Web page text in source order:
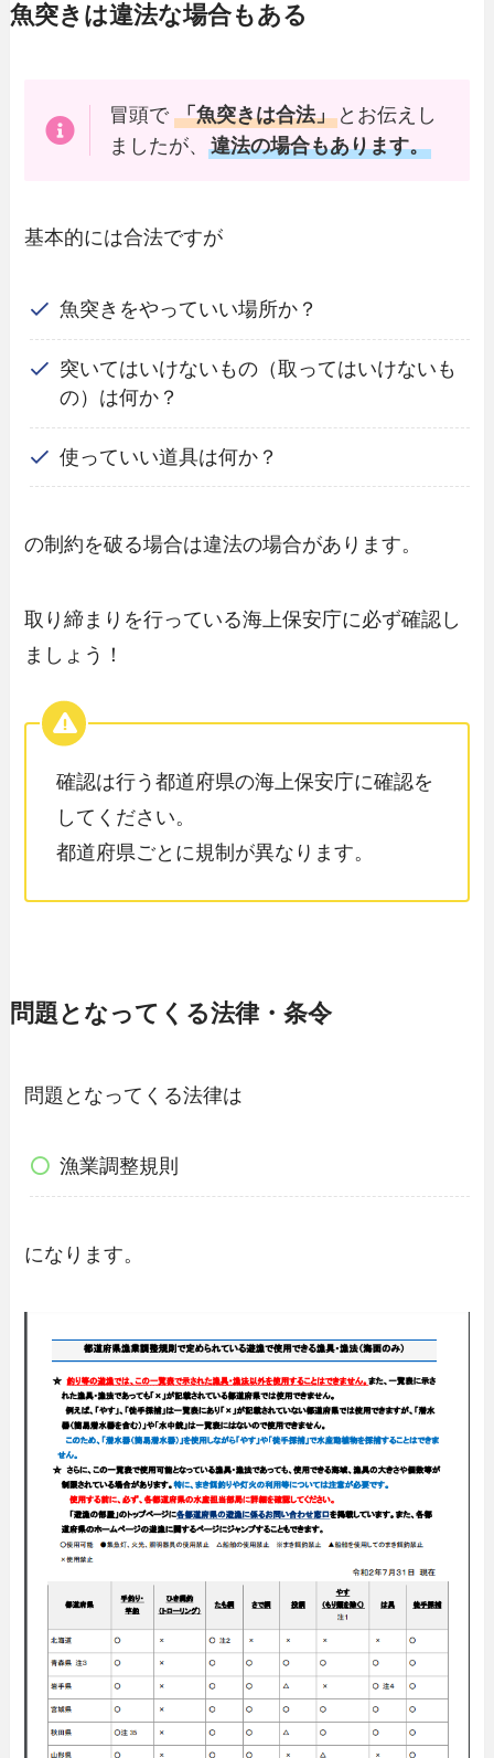
魚突きは違法な場合もある
冒頭で 「魚突きは合法」とお伝えし
ましたが、 違法の場合もあります。
基本的には合法ですが
魚突きをやっていい場所か？
突いてはいけないもの（取ってはいけないも
の）は何か？
使っていい道具は何か？
の制約を破る場合は違法の場合があります。
取り締まりを行っている海上保安庁に必ず確認し
ましょう！
確認は行う都道府県の海上保安庁に確認を
してください。
都道府県ごとに規制が異なります。
問題となってくる法律・条令
問題となってくる法律は
漁業調整規則
になります。